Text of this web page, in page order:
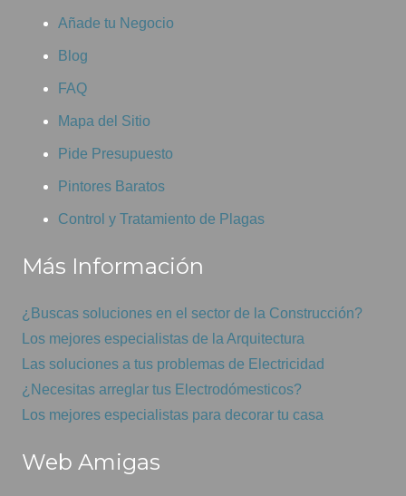
Añade tu Negocio
Blog
FAQ
Mapa del Sitio
Pide Presupuesto
Pintores Baratos
Control y Tratamiento de Plagas
Más Información
¿Buscas soluciones en el sector de la Construcción?
Los mejores especialistas de la Arquitectura
Las soluciones a tus problemas de Electricidad
¿Necesitas arreglar tus Electrodómesticos?
Los mejores especialistas para decorar tu casa
Web Amigas